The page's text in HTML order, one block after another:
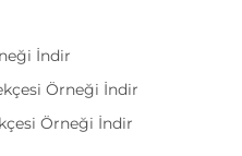
İndir
Örneği İndir
Örneği İndir